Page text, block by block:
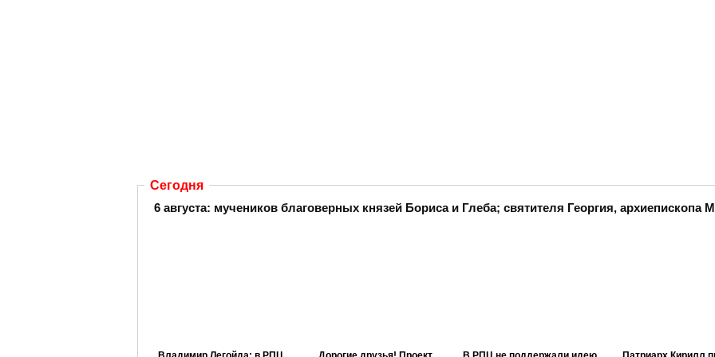
Сегодня
6 августа: мучеников благоверных князей Бориса и Глеба; святителя Георгия, архиепископа